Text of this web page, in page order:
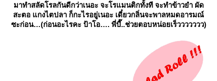
มาทำสลัดโรลกันดีกว่าเนอะ จะโรแมนติกทั้งที จะทำข้าวยำ ผัด
สะตอ แกงไตปลา ก็กะไรอยู่เนอะ เดี๋ยวกลิ่นจะพาลหมดอารมณ์
ซะก่อน…(ก่อนอะไรคะ ป้าโอ…. พี่บี๊..ช่วยตอบหน่อยเร็ววววววว)